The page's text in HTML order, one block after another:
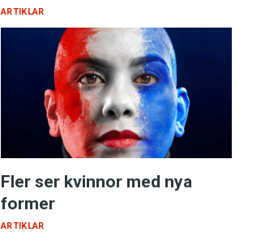
ARTIKLAR
Fler ser kvinnor med nya
former
ARTIKLAR